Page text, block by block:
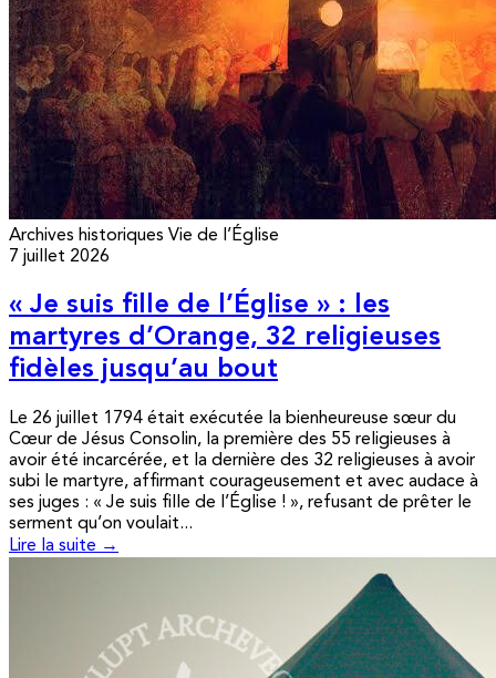
Archives historiques Vie de l’Église
7 juillet 2026
« Je suis fille de l’Église » : les
martyres d’Orange, 32 religieuses
fidèles jusqu’au bout
Le 26 juillet 1794 était exécutée la bienheureuse sœur du
Cœur de Jésus Consolin, la première des 55 religieuses à
avoir été incarcérée, et la dernière des 32 religieuses à avoir
subi le martyre, affirmant courageusement et avec audace à
ses juges : « Je suis fille de l’Église ! », refusant de prêter le
serment qu’on voulait...
Lire la suite →